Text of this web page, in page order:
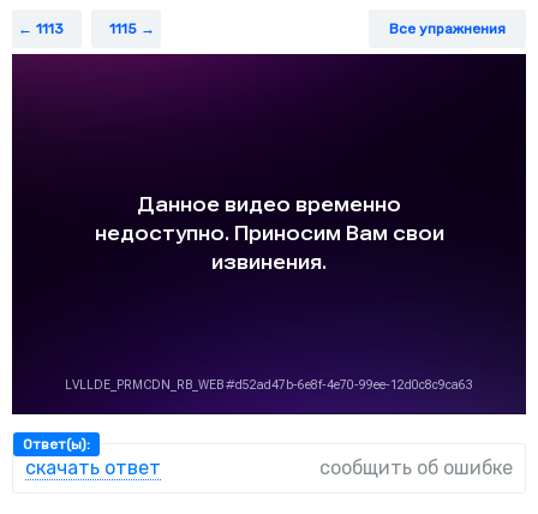
1113 1115 Все упражнения
Ответ(ы):
скачать ответ сообщить об ошибке